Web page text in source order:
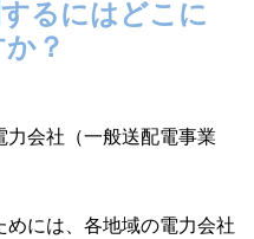
るにはどこに
？
力会社（一般送配電事業
には、各地域の電力会社